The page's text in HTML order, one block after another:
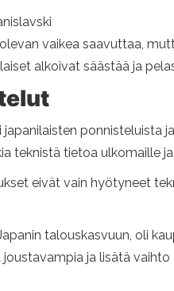
vaikea saavuttaa,
alkoivat säästää ja
ponnisteluista
teknistä tietoa ulkomaille
eivät vain hyötyneet
talouskasvuun, oli
ja lisätä